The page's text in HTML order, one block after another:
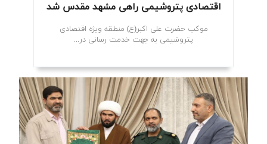
اقتصادی پتروشیمی راهی مشهد مقدس شد
موکب حضرت علی اکبر(ع) منطقه ویژه اقتصادی
پتروشیمی به جهت خدمت رسانی در...